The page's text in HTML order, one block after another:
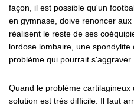
façon, il est possible qu'un
en gymnase, doive renoncer
réalisent le reste de ses
lordose lombaire, une
problème qui pourrait s'aggraver.
Quand le problème
solution est très difficile. Il faut